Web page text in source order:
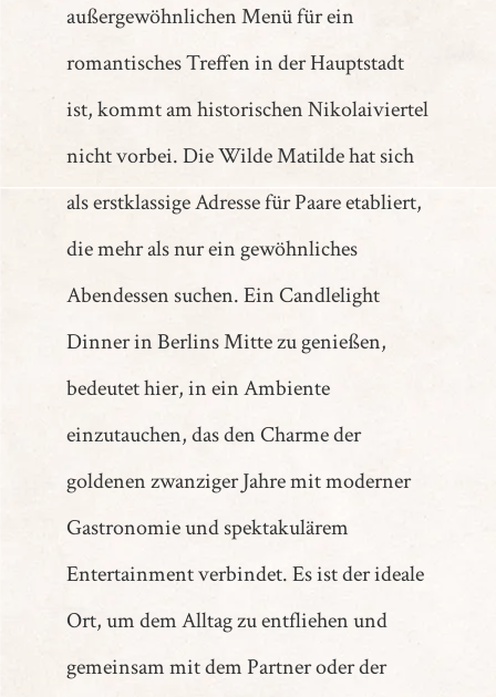
außergewöhnlichen Menü für ein
romantisches Treffen in der Hauptstadt
ist, kommt am historischen Nikolaiviertel
nicht vorbei. Die Wilde Matilde hat sich
als erstklassige Adresse für Paare etabliert,
die mehr als nur ein gewöhnliches
Abendessen suchen. Ein Candlelight
Dinner in Berlins Mitte zu genießen,
bedeutet hier, in ein Ambiente
einzutauchen, das den Charme der
goldenen zwanziger Jahre mit moderner
Gastronomie und spektakulärem
Entertainment verbindet. Es ist der ideale
Ort, um dem Alltag zu entfliehen und
gemeinsam mit dem Partner oder der